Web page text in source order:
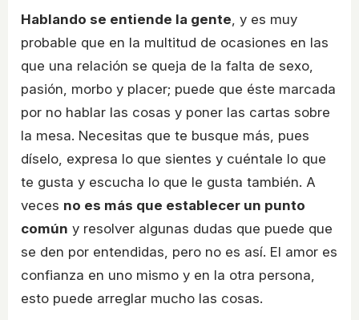
Hablando se entiende la gente , y es muy
probable que en la multitud de ocasiones en las
que una relación se queja de la falta de sexo,
pasión, morbo y placer; puede que éste marcada
por no hablar las cosas y poner las cartas sobre
la mesa. Necesitas que te busque más, pues
díselo, expresa lo que sientes y cuéntale lo que
te gusta y escucha lo que le gusta también. A
veces no es más que establecer un punto
común y resolver algunas dudas que puede que
se den por entendidas, pero no es así. El amor es
confianza en uno mismo y en la otra persona,
esto puede arreglar mucho las cosas.